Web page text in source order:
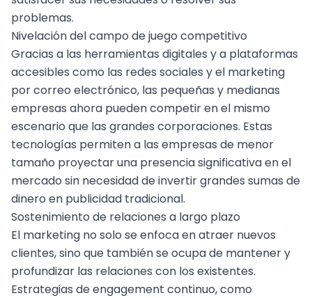
problemas.
Nivelación del campo de juego competitivo
Gracias a las herramientas digitales y a plataformas
accesibles como las redes sociales y el marketing
por correo electrónico, las pequeñas y medianas
empresas ahora pueden competir en el mismo
escenario que las grandes corporaciones. Estas
tecnologías permiten a las empresas de menor
tamaño proyectar una presencia significativa en el
mercado sin necesidad de invertir grandes sumas de
dinero en publicidad tradicional.
Sostenimiento de relaciones a largo plazo
El marketing no solo se enfoca en atraer nuevos
clientes, sino que también se ocupa de mantener y
profundizar las relaciones con los existentes.
Estrategias de engagement continuo, como